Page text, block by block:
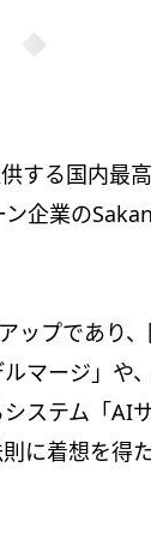
する国内最
ン企業の
ップであり
マージ」や
ステム「AI
に着想を得